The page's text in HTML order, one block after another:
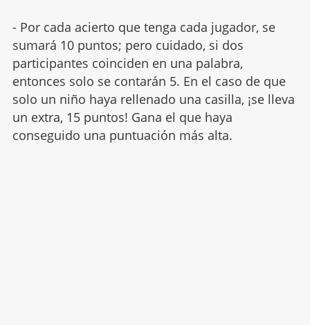
- Por cada acierto que tenga cada jugador, se
sumará 10 puntos; pero cuidado, si dos
participantes coinciden en una palabra,
entonces solo se contarán 5. En el caso de que
solo un niño haya rellenado una casilla, ¡se lleva
un extra, 15 puntos! Gana el que haya
conseguido una puntuación más alta.